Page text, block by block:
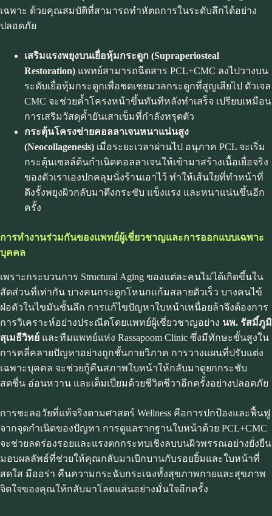
เฉพาะ ด้วยคุณสมบัติที่สามารถทำหัตถการในระดับลึกได้อย่าง
ปลอดภัย
เสริมแรงพยุงบนเยื่อหุ้มกระดูก (Supraperiosteal
Restoration) แพทย์สามารถฉีดสาร PCL+CMC ลงไปวางบน
ระดับเยื่อหุ้มกระดูกเพื่อชดเชยมวลกระดูกที่สูญเสียไป ตัวเจล
CMC จะช่วยค้ำโครงหน้าขึ้นทันทีหลังทำเสร็จ เปรียบเหมือน
การเสริมวัสดุค้ำยันเสาเข็มที่กำลังทรุดตัว
กระตุ้นโครงข่ายคอลลาเจนหนาแน่นสูง
(Neocollagenesis) เมื่อระยะเวลาผ่านไป อนุภาค PCL จะเริ่ม
กระตุ้นเซลล์ต้นกำเนิดคอลลาเจนให้เข้ามาสร้างเนื้อเยื่อจริง
ของตัวเราเองปกคลุมนั่งร้านเอาไว้ ทำให้เส้นใยที่ทำหน้าที่
ดึงรั้งพยุงผิวกลับมาตึงกระชับ แข็งแรง และหนาแน่นขึ้นอีก
ครั้ง
การทำงานร่วมกันของแพทย์ผู้เชี่ยวชาญและการออกแบบเฉพาะ
บุคคล
เพราะกระบวนการ Structural Aging ของแต่ละคนไม่ได้เกิดขึ้นใน
สัดส่วนที่เท่ากัน บางคนกระดูกโหนกแก้มสลายตัวเร็ว บางคนไข้
ฝ่อตัวในไขมันชั้นลึก การแก้ไขปัญหาใบหน้าเหนื่อยล้าจึงต้องการ
การวิเคราะห์อย่างประณีตโดยแพทย์ผู้เชี่ยวชาญอย่าง นพ. รัสมิ์ภูมิ
สุเมธีวิทย์ และทีมแพทย์แห่ง Rassapoom Clinic ซึ่งมีทักษะขั้นสูงใน
การคลี่คลายปัญหาอย่างถูกชั้นกายวิภาค การวางแผนที่ปรับแต่ง
เฉพาะบุคคล จะช่วยกู้คืนสภาพใบหน้าให้กลับมาดูยกกระชับ
สดชื่น อ่อนหวาน และเต็มเปี่ยมด้วยชีวิตชีวาอีกครั้งอย่างปลอดภัย
การชะลอวัยที่แท้จริงตามศาสตร์ Wellness คือการปกป้องและฟื้นฟู
จากจุดกำเนิดของปัญหา การดูแลรากฐานใบหน้าด้วย PCL+CMC
จะช่วยลดร่องรอยและแรงตกกระทบเชิงลบบนผิวพรรณอย่างยั่งยืน
มอบผลลัพธ์ที่ช่วยให้คุณกลับมาเบิกบานกับรอยยิ้มและใบหน้าที่
สดใส มีออร่า คืนความกระฉับกระเฉงทั้งสุขภาพกายและสุขภาพ
จิตใจของคุณให้กลับมาโลดแล่นอย่างมั่นใจอีกครั้ง